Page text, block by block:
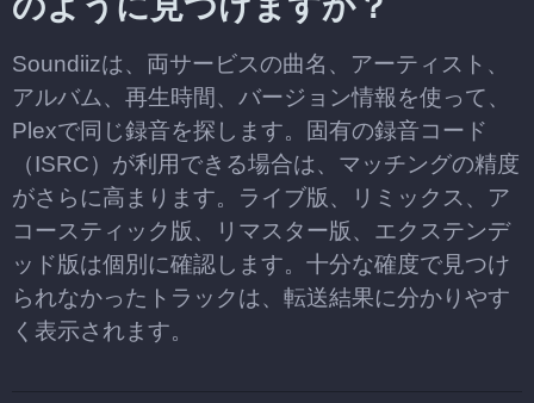
Soundiizは、両サービスの曲名、アーティスト、
アルバム、再生時間、バージョン情報を使って、
Plexで同じ録音を探します。固有の録音コード
（ISRC）が利用できる場合は、マッチングの精度
がさらに高まります。ライブ版、リミックス、ア
コースティック版、リマスター版、エクステンデ
ッド版は個別に確認します。十分な確度で見つけ
られなかったトラックは、転送結果に分かりやす
く表示されます。